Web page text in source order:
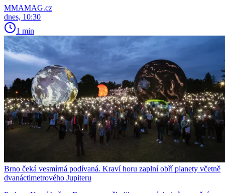
MMAMAG.cz
dnes, 10:30
1 min
Brno čeká vesmírná podívaná. Kraví horu zaplní obří planety včetně
dvanáctimetrového Jupiteru